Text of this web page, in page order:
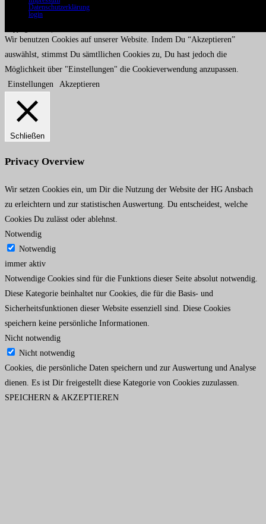
Datenschutzerklärung
login
Wir benutzen Cookies auf unserer Website. Indem Du “Akzeptieren”
auswählst, stimmst Du sämtllichen Cookies zu, Du hast jedoch die
Möglichkeit über "Einstellungen" die Cookieverwendung anzupassen.
Einstellungen
Akzeptieren
Schließen
Privacy Overview
Wir setzen Cookies ein, um Dir die Nutzung der Website der HG Ansbach
zu erleichtern und zur statistischen Auswertung. Du entscheidest, welche
Cookies Du zulässt oder ablehnst.
Notwendig
Notwendig
immer aktiv
Notwendige Cookies sind für die Funktions dieser Seite absolut notwendig.
Diese Kategorie beinhaltet nur Cookies, die für die Basis- und
Sicherheitsfunktionen dieser Website essenziell sind. Diese Cookies
speichern keine persönliche Informationen.
Nicht notwendig
Nicht notwendig
Cookies, die persönliche Daten speichern und zur Auswertung und Analyse
dienen. Es ist Dir freigestellt diese Kategorie von Cookies zuzulassen.
SPEICHERN & AKZEPTIEREN